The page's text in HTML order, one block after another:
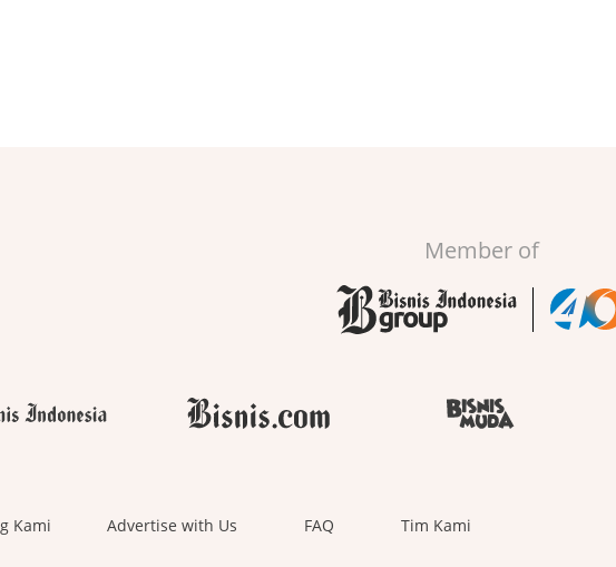
Member of
Kami Advertise with Us FAQ Tim Kami